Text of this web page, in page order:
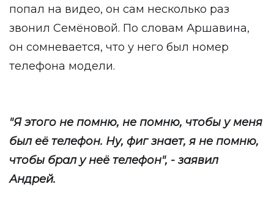
попал на видео, он сам несколько раз
звонил Семёновой. По словам Аршавина,
он сомневается, что у него был номер
телефона модели.
"Я этого не помню, не помню, чтобы у меня
был её телефон. Ну, фиг знает, я не помню,
чтобы брал у неё телефон", - заявил
Андрей.